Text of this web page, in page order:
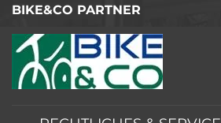
BIKE&CO PARTNER